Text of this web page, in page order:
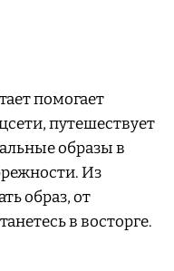
помогает
путешествует
образы в
Из
образ, от
в восторге.